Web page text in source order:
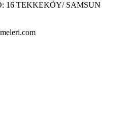
16 TEKKEKÖY/ SAMSUN